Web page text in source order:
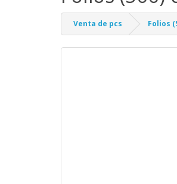
Venta de pcs Folios